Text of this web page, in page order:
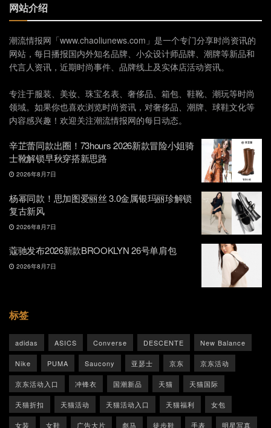
网站介绍
潮流情报网「www.chaoliunews.com」是一个专门分享时尚资讯的
网站，每日播报国内外知名品牌、小众设计师品牌、潮牌等新品和
代言人资讯，近期时尚事件、品牌线上及实体店活动资讯。
专注于服装、美妆、珠宝名表、奢侈品、箱包、鞋靴、潮玩等时尚
领域。如果你也喜欢浏览时尚资讯，对奢侈品、潮牌、球鞋文化等
内容感兴趣！欢迎关注潮流情报网的每日动态。
辛芷蕾同款出圈！73hours 2026新款冒险小姐骑
士靴解锁早秋穿搭新思路
2026年8月7日
杨幂同款！思加图爱丽丝 3.0金属银玛丽珍解锁
复古新风
2026年8月7日
蔻驰发布2026新款BROOKLYN 26号单肩包
2026年8月7日
标签
adidas ASICS Converse DESCENTE New Balance
Nike PUMA Saucony 亚瑟士 京东 京东活动
京东活动入口 冲锋衣 国潮新品 天猫 天猫国际
天猫折扣 天猫活动 天猫活动入口 天猫福利 女包
女装 女鞋 广告大片 彪马 徒步鞋 手表 明星写真